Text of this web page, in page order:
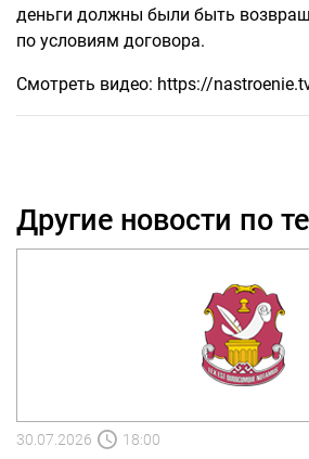
деньги должны были быть
по условиям договора.
Смотреть видео: https://
Другие новости по
30.07.2026 18:00